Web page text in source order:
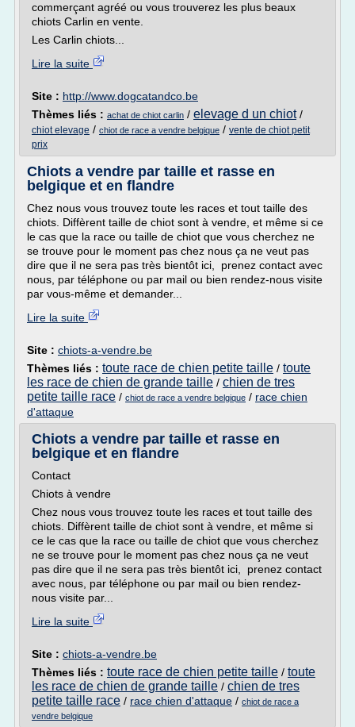
commerçant agréé ou vous trouverez les plus beaux
chiots Carlin en vente.
Les Carlin chiots...
Lire la suite
Site : http://www.dogcatandco.be
Thèmes liés : achat de chiot carlin / elevage d un chiot/
chiot elevage / chiot de race a vendre belgique / vente de chiot petit
prix
Chiots a vendre par taille et rasse en
belgique et en flandre
Chez nous vous trouvez toute les races et tout taille des
chiots. Diffèrent taille de chiot sont à vendre, et même si ce
le cas que la race ou taille de chiot que vous cherchez ne
se trouve pour le moment pas chez nous ça ne veut pas
dire que il ne sera pas très bientôt ici, prenez contact avec
nous, par téléphone ou par mail ou bien rendez-nous visite
par vous-même et demander...
Lire la suite
Site : chiots-a-vendre.be
Thèmes liés : toute race de chien petite taille / toute
les race de chien de grande taille / chien de tres
petite taille race / chiot de race a vendre belgique / race chien
d'attaque
Chiots a vendre par taille et rasse en
belgique et en flandre
Contact
Chiots à vendre
Chez nous vous trouvez toute les races et tout taille des
chiots. Diffèrent taille de chiot sont à vendre, et même si
ce le cas que la race ou taille de chiot que vous cherchez
ne se trouve pour le moment pas chez nous ça ne veut
pas dire que il ne sera pas très bientôt ici, prenez contact
avec nous, par téléphone ou par mail ou bien rendez-
nous visite par...
Lire la suite
Site : chiots-a-vendre.be
Thèmes liés : toute race de chien petite taille / toute
les race de chien de grande taille / chien de tres
petite taille race / race chien d'attaque / chiot de race a
vendre belgique